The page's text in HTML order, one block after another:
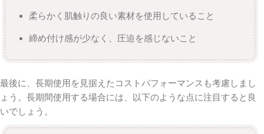
柔らかく肌触りの良い素材を使用していること
締め付け感が少なく、圧迫を感じないこと
最後に、長期使用を見据えたコストパフォーマンスも考慮しまし
ょう。長期間使用する場合には、以下のような点に注目すると良
いでしょう。